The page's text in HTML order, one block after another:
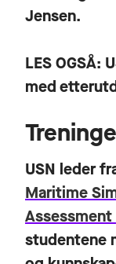
Jensen.
LES OGSÅ:
med
USN leder
Maritime
Assessment
studentene